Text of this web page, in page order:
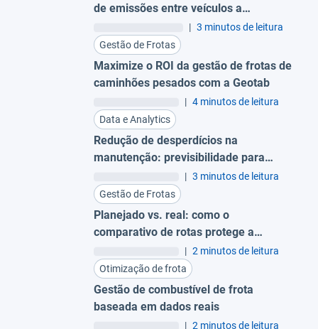
de emissões entre veículos a
combustão, híbridos e elétricos
| 3 minutos de leitura
Gestão de Frotas
Maximize o ROI da gestão de frotas de
caminhões pesados com a Geotab
| 4 minutos de leitura
Data e Analytics
Redução de desperdícios na
manutenção: previsibilidade para
evitar trocas prematuras
| 3 minutos de leitura
Gestão de Frotas
Planejado vs. real: como o
comparativo de rotas protege a
margem da sua operação
| 2 minutos de leitura
Otimização de frota
Gestão de combustível de frota
baseada em dados reais
| 2 minutos de leitura